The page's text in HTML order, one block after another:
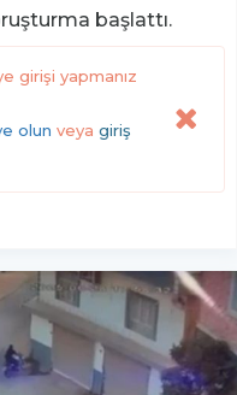
başlattı.
girişi yapmanız
olun veya giriş